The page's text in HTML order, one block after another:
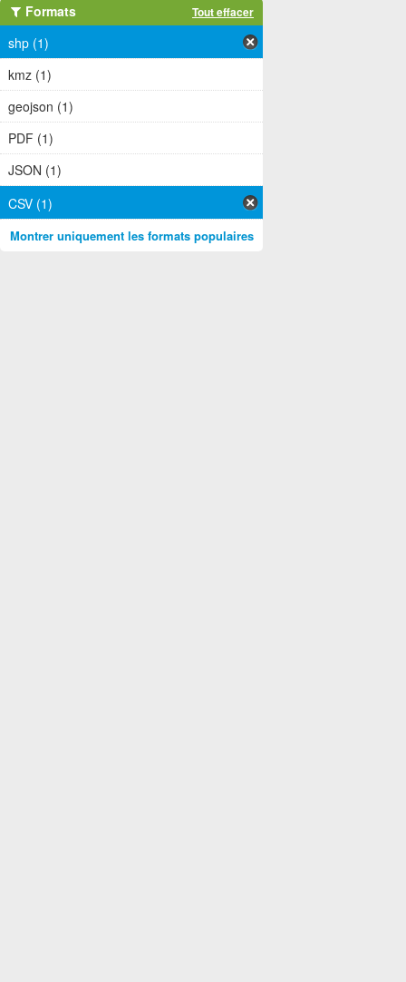
Formats Tout effacer
shp (1)
kmz (1)
geojson (1)
PDF (1)
JSON (1)
CSV (1)
Montrer uniquement les formats populaires